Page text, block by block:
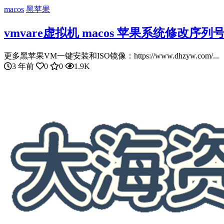
macos 黑苹果
vmvare虚拟机 macos 苹果系统修改序列
更多黑苹果VM一键安装和ISO镜像：https://www.dhzyw.com/...
3 年前
0 0 1.9K